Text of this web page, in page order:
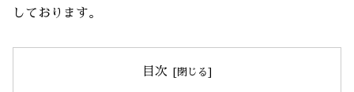
しております。
目次